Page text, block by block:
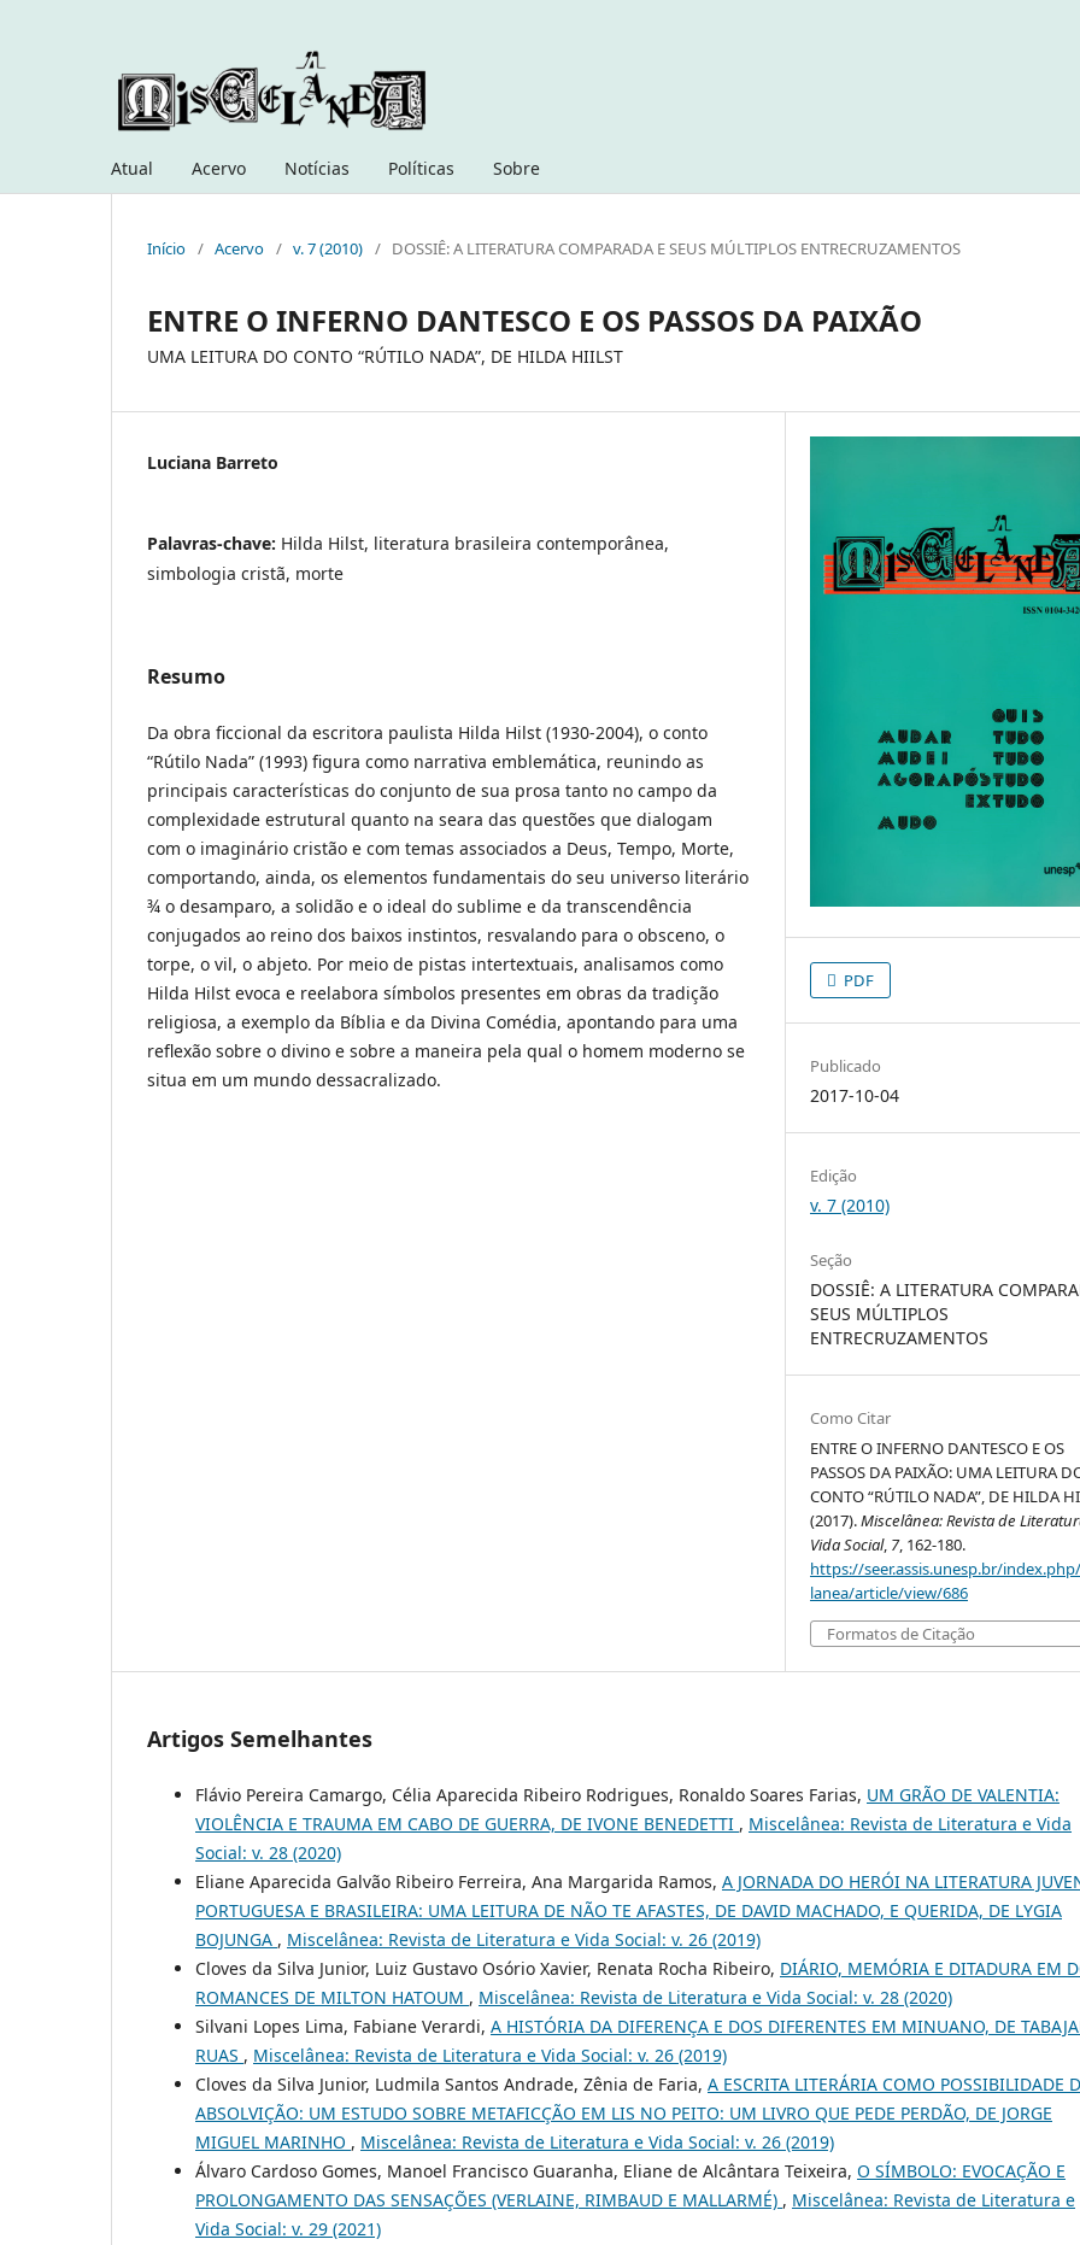
Atual Acervo Notícias Políticas Sobre
Início / Acervo / v. 7 (2010) / DOSSIÊ: A LITERATURA COMPARADA E SEUS MÚLTIPLOS ENTRECRUZAMENTOS
ENTRE O INFERNO DANTESCO E OS PASSOS DA PAIXÃO
UMA LEITURA DO CONTO “RÚTILO NADA”, DE HILDA HIILST
Luciana Barreto
Palavras-chave: Hilda Hilst, literatura brasileira contemporânea,
simbologia cristã, morte
Resumo
Da obra ficcional da escritora paulista Hilda Hilst (1930-2004), o conto
“Rútilo Nada” (1993) figura como narrativa emblemática, reunindo as
principais características do conjunto de sua prosa tanto no campo da
complexidade estrutural quanto na seara das questões que dialogam
com o imaginário cristão e com temas associados a Deus, Tempo, Morte,
comportando, ainda, os elementos fundamentais do seu universo literário
¾ o desamparo, a solidão e o ideal do sublime e da transcendência
conjugados ao reino dos baixos instintos, resvalando para o obsceno, o
torpe, o vil, o abjeto. Por meio de pistas intertextuais, analisamos como
Hilda Hilst evoca e reelabora símbolos presentes em obras da tradição
religiosa, a exemplo da Bíblia e da Divina Comédia, apontando para uma
reflexão sobre o divino e sobre a maneira pela qual o homem moderno se
situa em um mundo dessacralizado.
PDF
Publicado
2017-10-04
Edição
v. 7 (2010)
Seção
DOSSIÊ: A LITERATURA
SEUS MÚLTIPLOS
ENTRECRUZAMENTOS
Como Citar
ENTRE O INFERNO DANTESCO E OS
PASSOS DA PAIXÃO: UMA LEITURA
CONTO “RÚTILO NADA”, DE HILDA
(2017).Miscelânea: Revista de
Vida Social, 7, 162-180.
https://seer.assis.unesp.br/
lanea/article/view/686
Formatos de Citação
Artigos Semelhantes
Flávio Pereira Camargo, Célia Aparecida Ribeiro Rodrigues, Ronaldo Soares Farias, UM GRÃO DE VALENTIA:
VIOLÊNCIA E TRAUMA EM CABO DE GUERRA, DE IVONE BENEDETTI , Miscelânea: Revista de Literatura e Vida
Social: v. 28 (2020)
Eliane Aparecida Galvão Ribeiro Ferreira, Ana Margarida Ramos, A JORNADA DO HERÓI NA LITERATURA
PORTUGUESA E BRASILEIRA: UMA LEITURA DE NÃO TE AFASTES, DE DAVID MACHADO, E QUERIDA, DE LYGIA
BOJUNGA , Miscelânea: Revista de Literatura e Vida Social: v. 26 (2019)
Cloves da Silva Junior, Luiz Gustavo Osório Xavier, Renata Rocha Ribeiro, DIÁRIO, MEMÓRIA E DITADURA EM
ROMANCES DE MILTON HATOUM , Miscelânea: Revista de Literatura e Vida Social: v. 28 (2020)
Silvani Lopes Lima, Fabiane Verardi, A HISTÓRIA DA DIFERENÇA E DOS DIFERENTES EM MINUANO, DE
RUAS , Miscelânea: Revista de Literatura e Vida Social: v. 26 (2019)
Cloves da Silva Junior, Ludmila Santos Andrade, Zênia de Faria, A ESCRITA LITERÁRIA COMO POSSIBILIDADE
ABSOLVIÇÃO: UM ESTUDO SOBRE METAFICÇÃO EM LIS NO PEITO: UM LIVRO QUE PEDE PERDÃO, DE JORGE
MIGUEL MARINHO , Miscelânea: Revista de Literatura e Vida Social: v. 26 (2019)
Álvaro Cardoso Gomes, Manoel Francisco Guaranha, Eliane de Alcântara Teixeira, O SÍMBOLO: EVOCAÇÃO E
PROLONGAMENTO DAS SENSAÇÕES (VERLAINE, RIMBAUD E MALLARMÉ) , Miscelânea: Revista de Literatura e
Vida Social: v. 29 (2021)